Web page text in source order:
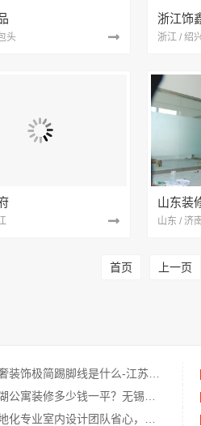
头
浙江饰
浙江 / 绍
山东装
山东 / 济
首页 上一页